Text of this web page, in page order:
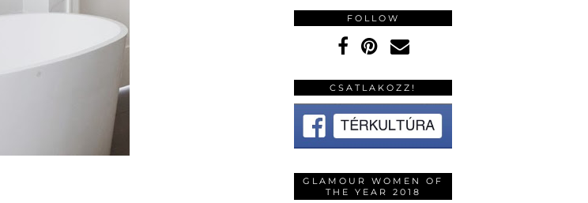
FOLLOW
CSATLAKOZZ!
GLAMOUR WOMEN OF
THE YEAR 2018